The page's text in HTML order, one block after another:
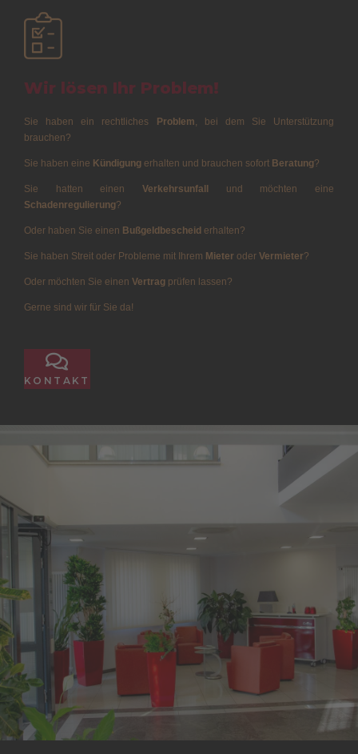
Wir lösen Ihr Problem!
Sie haben ein rechtliches Problem, bei dem Sie Unterstützung
brauchen?
Sie haben eine Kündigung erhalten und brauchen sofort Beratung?
Sie hatten einen Verkehrsunfall und möchten eine
Schadenregulierung?
Oder haben Sie einen Bußgeldbescheid erhalten?
Sie haben Streit oder Probleme mit Ihrem Mieter oder Vermieter?
Oder möchten Sie einen Vertrag prüfen lassen?
Gerne sind wir für Sie da!
KONTAKT